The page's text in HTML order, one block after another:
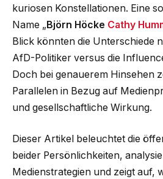
kuriosen Konstellationen. Eine
Name „Björn Höcke Cathy
Blick könnten die Unterschiede
AfD-Politiker versus die
Doch bei genauerem Hinsehen
Parallelen in Bezug auf
und gesellschaftliche Wirkung.
Dieser Artikel beleuchtet die
beider Persönlichkeiten,
Medienstrategien und zeigt auf,